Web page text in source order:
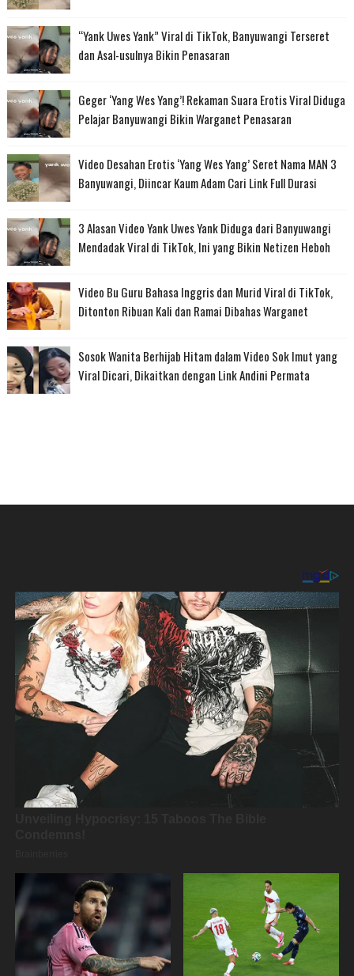
“Yank Uwes Yank” Viral di TikTok, Banyuwangi Terseret
dan Asal-usulnya Bikin Penasaran
Geger ‘Yang Wes Yang’! Rekaman Suara Erotis Viral Diduga
Pelajar Banyuwangi Bikin Warganet Penasaran
Video Desahan Erotis ‘Yang Wes Yang’ Seret Nama MAN 3
Banyuwangi, Diincar Kaum Adam Cari Link Full Durasi
3 Alasan Video Yank Uwes Yank Diduga dari Banyuwangi
Mendadak Viral di TikTok, Ini yang Bikin Netizen Heboh
Video Bu Guru Bahasa Inggris dan Murid Viral di TikTok,
Ditonton Ribuan Kali dan Ramai Dibahas Warganet
Sosok Wanita Berhijab Hitam dalam Video Sok Imut yang
Viral Dicari, Dikaitkan dengan Link Andini Permata